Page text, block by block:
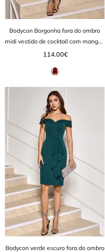
Bodycon Borgonha fora do ombro
midi vestido de cocktail com mangas
de capa
114.00€
Bodycon verde escuro fora do ombro